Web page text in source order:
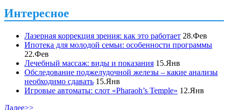
Интересное
Лазерная коррекция зрения: как это работает 28.Фев
Ипотека для молодой семьи: особенности программы
22.Фев
Лечебный массаж: виды и показания 15.Янв
Обследование поджелудочной железы – какие анализы
необходимо сдавать 15.Янв
Игровые автоматы: слот «Pharaoh’s Temple» 12.Янв
Далее>>